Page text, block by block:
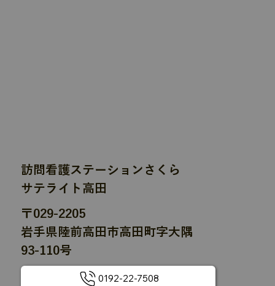
訪問看護ステーションさくら
サテライト高田
〒029-2205
岩手県陸前高田市高田町字大隅
93-110号
0192-22-7508